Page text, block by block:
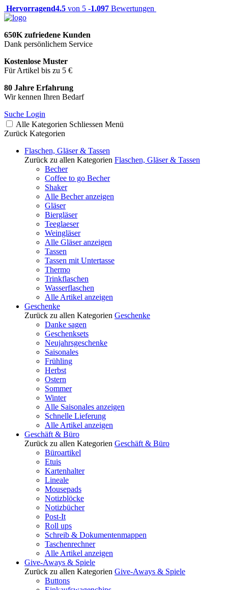
Hervorragend4.5 von 5 -1.097 Bewertungen
650K zufriedene Kunden
Dank persönlichem Service
Kostenlose Muster
Für Artikel bis zu 5 €
80 Jahre Erfahrung
Wir kennen Ihren Bedarf
Suche Login
Alle Kategorien Schliessen Menü
Zurück Kategorien
Flaschen, Gläser & Tassen
Zurück zu allen Kategorien Flaschen, Gläser & Tassen
Becher
Coffee to go Becher
Shaker
Alle Becher anzeigen
Gläser
Biergläser
Teeglaeser
Weingläser
Alle Gläser anzeigen
Tassen
Tassen mit Untertasse
Thermo
Trinkflaschen
Wasserflaschen
Alle Artikel anzeigen
Geschenke
Zurück zu allen Kategorien Geschenke
Danke sagen
Geschenksets
Neujahrsgeschenke
Saisonales
Frühling
Herbst
Ostern
Sommer
Winter
Alle Saisonales anzeigen
Schnelle Lieferung
Alle Artikel anzeigen
Geschäft & Büro
Zurück zu allen Kategorien Geschäft & Büro
Büroartikel
Etuis
Kartenhalter
Lineale
Mousepads
Notizblöcke
Notizbücher
Post-It
Roll ups
Schreib & Dokumentenmappen
Taschenrechner
Alle Artikel anzeigen
Give-Aways & Spiele
Zurück zu allen Kategorien Give-Aways & Spiele
Buttons